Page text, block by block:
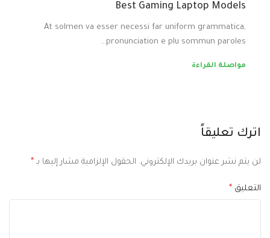
Best Gaming Laptop Models
At solmen va esser necessi far uniform grammatica,
pronunciation e plu sommun paroles…
مواصلة القراءة
اترك تعليقاً
لن يتم نشر عنوان بريدك الإلكتروني. الحقول الإلزامية مشار إليها بـ *
التعليق *